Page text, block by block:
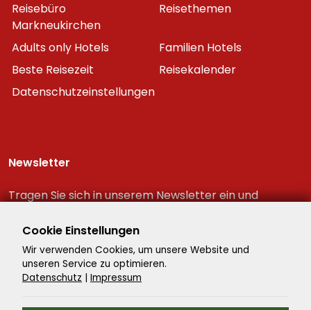
Reisebüro
Markneukirchen
Reisethemen
Adults only Hotels
Familien Hotels
Beste Reisezeit
Reisekalender
Datenschutzeinstellungen
Newsletter
Tragen Sie sich in unserem Newsletter ein und
Reiseschnäppchen!
Cookie Einstellungen
Wir verwenden Cookies, um unsere Website und
unseren Service zu optimieren.
Datenschutz | Impressum